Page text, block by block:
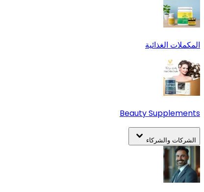
المكملات الغذائية
Beauty Supplements
الشركات والشركاء